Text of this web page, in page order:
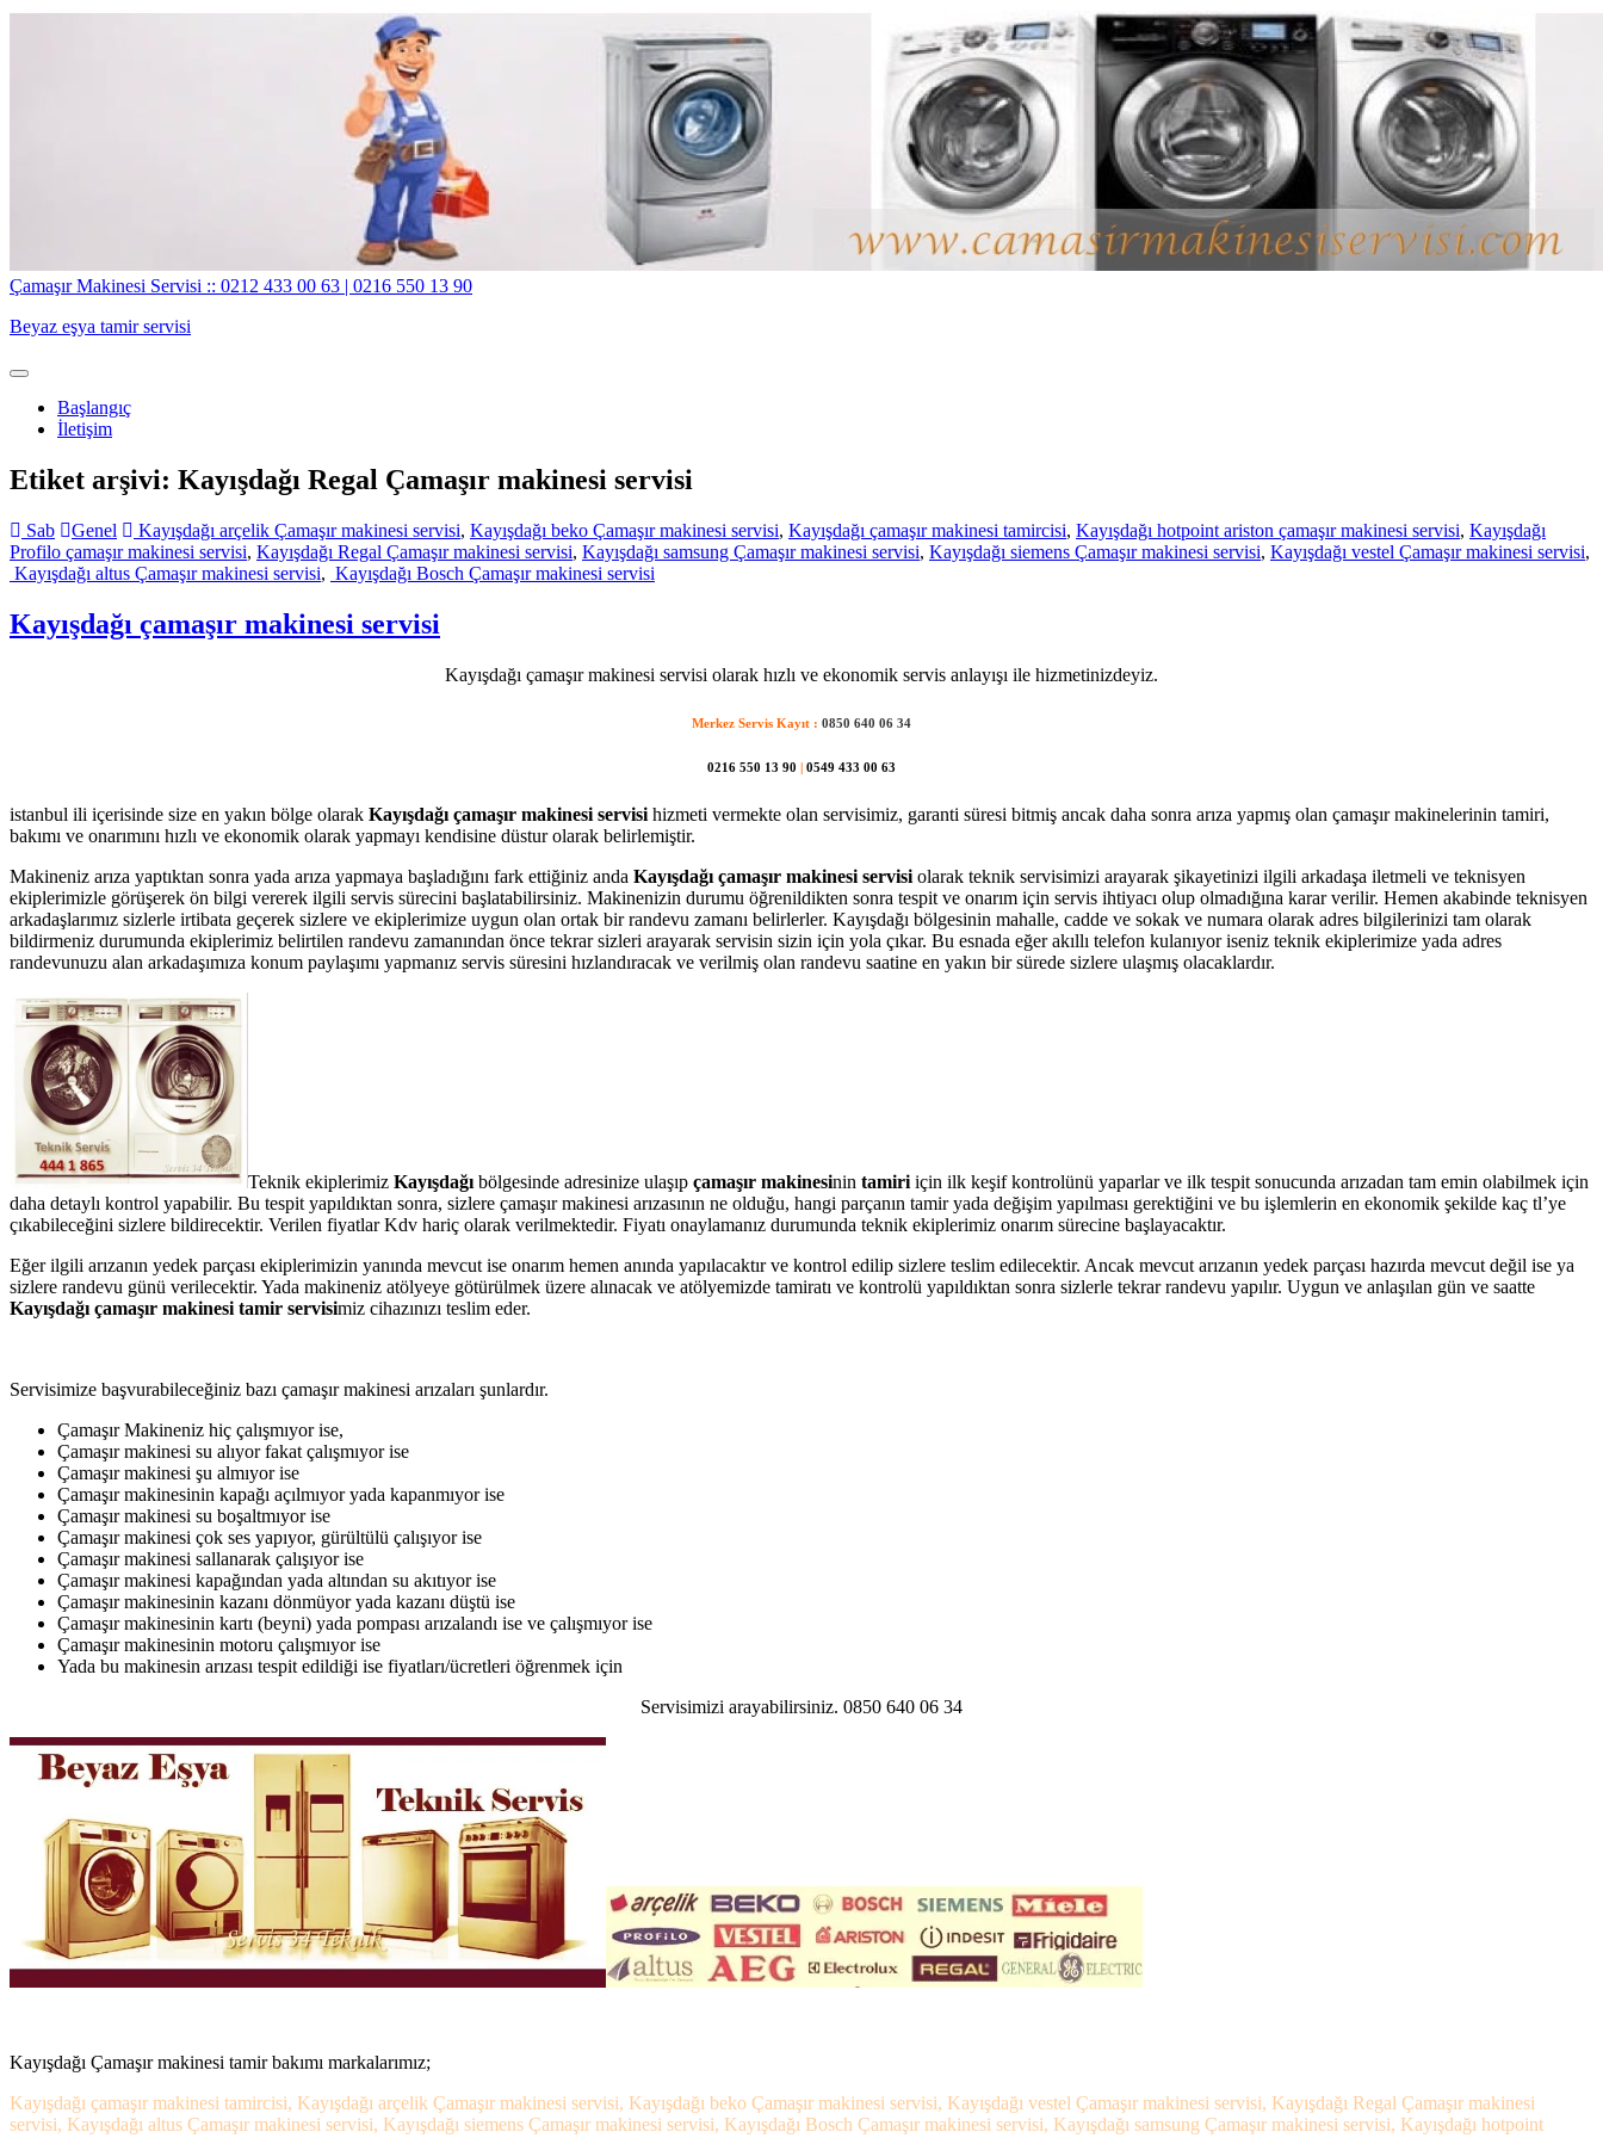
İçeriğe
Çamaşır Makinesi Servisi :: 0212 433 00 63 | 0216 550 13 90
Beyaz eşya tamir servisi
Toggle
navigationBaşlangıç
İletişim
Etiket arşivi: Kayışdağı Regal Çamaşır makinesi servisi
Sab Genel Kayışdağı arçelik Çamaşır makinesi servisi, Kayışdağı beko Çamaşır makinesi servisi, Kayışdağı çamaşır makinesi tamircisi, Kayışdağı hotpoint ariston çamaşır makinesi servisi, Kayışdağı
Profilo çamaşır makinesi servisi, Kayışdağı Regal Çamaşır makinesi servisi, Kayışdağı samsung Çamaşır makinesi servisi, Kayışdağı siemens Çamaşır makinesi servisi, Kayışdağı vestel Çamaşır makinesi servisi,
Kayışdağı altus Çamaşır makinesi servisi, Kayışdağı Bosch Çamaşır makinesi servisi
Kayışdağı çamaşır makinesi servisi
Kayışdağı çamaşır makinesi servisi olarak hızlı ve ekonomik servis anlayışı ile hizmetinizdeyiz.
Merkez Servis Kayıt : 0850 640 06 34
0216 550 13 90 | 0549 433 00 63
istanbul ili içerisinde size en yakın bölge olarak Kayışdağı çamaşır makinesi servisi hizmeti vermekte olan servisimiz, garanti süresi bitmiş ancak daha sonra arıza yapmış olan çamaşır makinelerinin tamiri,
bakımı ve onarımını hızlı ve ekonomik olarak yapmayı kendisine düstur olarak belirlemiştir.
Makineniz arıza yaptıktan sonra yada arıza yapmaya başladığını fark ettiğiniz anda Kayışdağı çamaşır makinesi servisi olarak teknik servisimizi arayarak şikayetinizi ilgili arkadaşa iletmeli ve teknisyen
ekiplerimizle görüşerek ön bilgi vererek ilgili servis sürecini başlatabilirsiniz. Makinenizin durumu öğrenildikten sonra tespit ve onarım için servis ihtiyacı olup olmadığına karar verilir. Hemen akabinde teknisyen
arkadaşlarımız sizlerle irtibata geçerek sizlere ve ekiplerimize uygun olan ortak bir randevu zamanı belirlerler. Kayışdağı bölgesinin mahalle, cadde ve sokak ve numara olarak adres bilgilerinizi tam olarak
bildirmeniz durumunda ekiplerimiz belirtilen randevu zamanından önce tekrar sizleri arayarak servisin sizin için yola çıkar. Bu esnada eğer akıllı telefon kulanıyor iseniz teknik ekiplerimize yada adres
randevunuzu alan arkadaşımıza konum paylaşımı yapmanız servis süresini hızlandıracak ve verilmiş olan randevu saatine en yakın bir sürede sizlere ulaşmış olacaklardır.
Teknik ekiplerimiz Kayışdağı bölgesinde adresinize ulaşıp çamaşır makinesinin tamiri için ilk keşif kontrolünü yaparlar ve ilk tespit sonucunda arızadan tam emin olabilmek için
daha detaylı kontrol yapabilir. Bu tespit yapıldıktan sonra, sizlere çamaşır makinesi arızasının ne olduğu, hangi parçanın tamir yada değişim yapılması gerektiğini ve bu işlemlerin en ekonomik şekilde kaç tl’ye
çıkabileceğini sizlere bildirecektir. Verilen fiyatlar Kdv hariç olarak verilmektedir. Fiyatı onaylamanız durumunda teknik ekiplerimiz onarım sürecine başlayacaktır.
Eğer ilgili arızanın yedek parçası ekiplerimizin yanında mevcut ise onarım hemen anında yapılacaktır ve kontrol edilip sizlere teslim edilecektir. Ancak mevcut arızanın yedek parçası hazırda mevcut değil ise ya
sizlere randevu günü verilecektir. Yada makineniz atölyeye götürülmek üzere alınacak ve atölyemizde tamiratı ve kontrolü yapıldıktan sonra sizlerle tekrar randevu yapılır. Uygun ve anlaşılan gün ve saatte
Kayışdağı çamaşır makinesi tamir servisimiz cihazınızı teslim eder.
Servisimize başvurabileceğiniz bazı çamaşır makinesi arızaları şunlardır.
Çamaşır Makineniz hiç çalışmıyor ise,
Çamaşır makinesi su alıyor fakat çalışmıyor ise
Çamaşır makinesi şu almıyor ise
Çamaşır makinesinin kapağı açılmıyor yada kapanmıyor ise
Çamaşır makinesi su boşaltmıyor ise
Çamaşır makinesi çok ses yapıyor, gürültülü çalışıyor ise
Çamaşır makinesi sallanarak çalışıyor ise
Çamaşır makinesi kapağından yada altından su akıtıyor ise
Çamaşır makinesinin kazanı dönmüyor yada kazanı düştü ise
Çamaşır makinesinin kartı (beyni) yada pompası arızalandı ise ve çalışmıyor ise
Çamaşır makinesinin motoru çalışmıyor ise
Yada bu makinesin arızası tespit edildiği ise fiyatları/ücretleri öğrenmek için
Servisimizi arayabilirsiniz. 0850 640 06 34
Kayışdağı Çamaşır makinesi tamir bakımı markalarımız;
Kayışdağı çamaşır makinesi tamircisi, Kayışdağı arçelik Çamaşır makinesi servisi, Kayışdağı beko Çamaşır makinesi servisi, Kayışdağı vestel Çamaşır makinesi servisi, Kayışdağı Regal Çamaşır makinesi
servisi, Kayışdağı altus Çamaşır makinesi servisi, Kayışdağı siemens Çamaşır makinesi servisi, Kayışdağı Bosch Çamaşır makinesi servisi, Kayışdağı samsung Çamaşır makinesi servisi, Kayışdağı hotpoint